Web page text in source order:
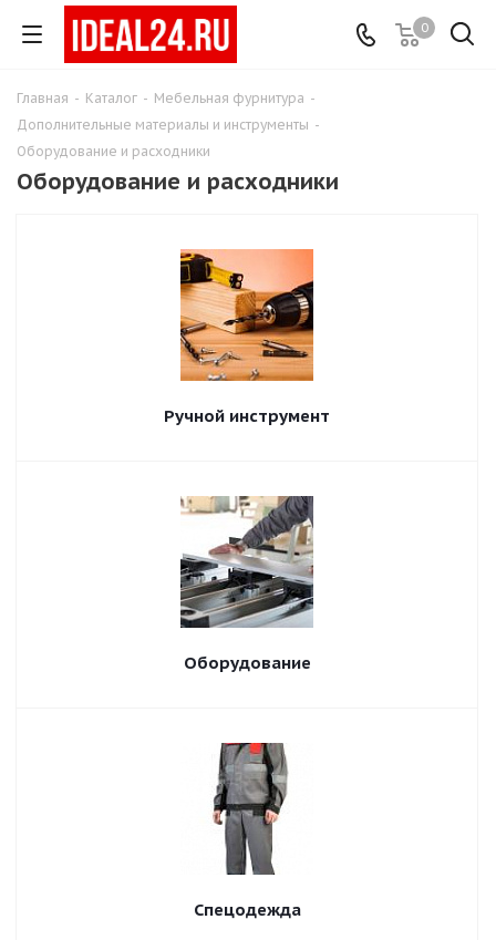
0
Главная - Каталог - Мебельная фурнитура -
Дополнительные материалы и инструменты -
Оборудование и расходники
Оборудование и расходники
Ручной инструмент
Оборудование
Спецодежда